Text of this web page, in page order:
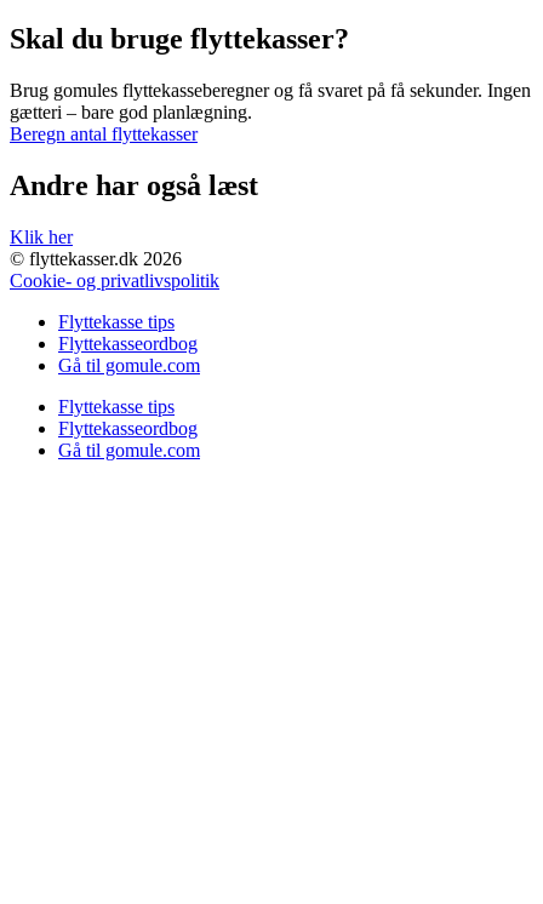
Skal du bruge flyttekasser?
Brug gomules flyttekasseberegner og få svaret på få sekunder. Ingen
gætteri – bare god planlægning.
Beregn antal flyttekasser
Andre har også læst
Klik her
© flyttekasser.dk 2026
Cookie- og privatlivspolitik
Flyttekasse tips
Flyttekasseordbog
Gå til gomule.com
Flyttekasse tips
Flyttekasseordbog
Gå til gomule.com